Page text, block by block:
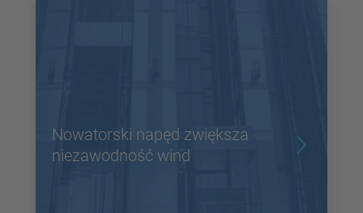
Nowatorski napęd zwiększa
niezawodność wind